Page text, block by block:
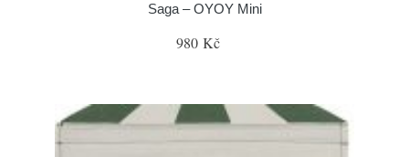
Saga – OYOY Mini
980 Kč